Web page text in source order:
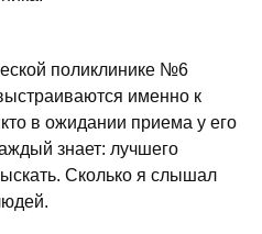
поликлинике №6
именно к
в ожидании приема у его
знает: лучшего
Сколько я слышал